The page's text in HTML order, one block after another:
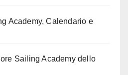
Academy, Calendario e
Sailing Academy dello